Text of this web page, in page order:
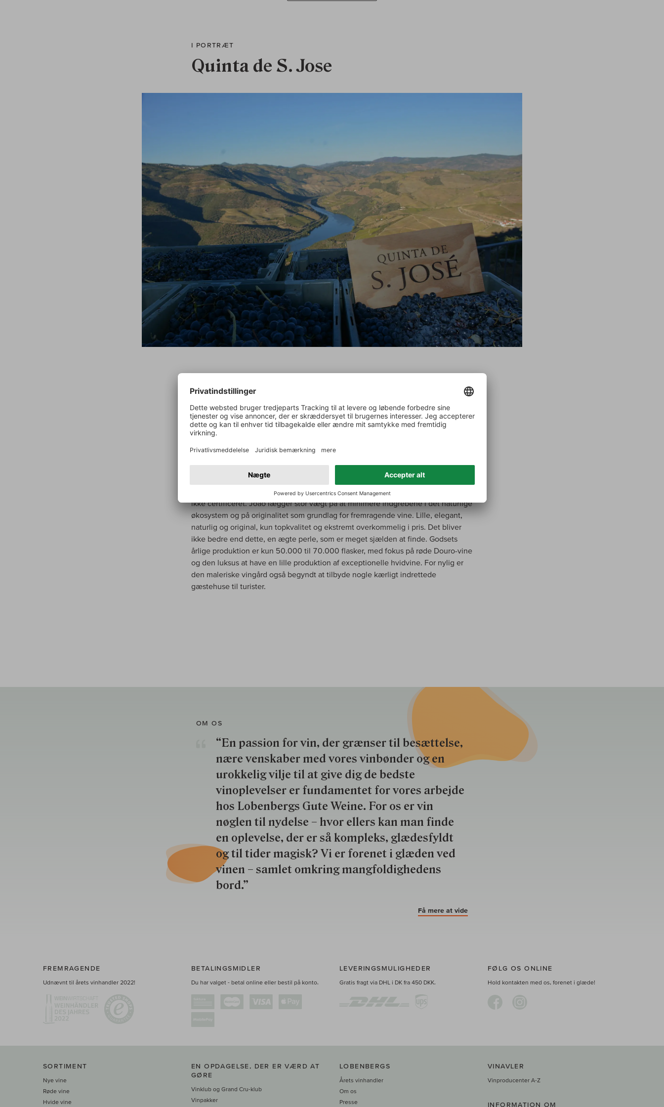
I PORTRÆT
Quinta de S. Jose
Ruy Brito e Cunha grundlagde dette familieprojekt i 1999 og startede oprindeligt
med blot nogle få hektar vinmarker. Siden hans søn João overtog ledelsen af
vingården i 2005, er der blevet investeret i de eksisterende parceller år efter år,
og der er blevet opkøbt nogle flere vinmarker af høj kvalitet i det direkte og
indirekte nabolag. Kun gamle vinstokke og det bedste terroir. Tilgangen til og
har været en maksime lige fra begyndelsen. Quintaen dyrker nu stadig små ti
hektar vinmarker, som består af i alt 22 forskellige parceller langs Douro. På den
golde og forrevne jordbund med terrasser, som for det meste består af skifer og
nogle granitterrasser, dyrkes vinstokkene i øjeblikket økologisk, men er endnu
ikke certificeret. João lægger stor vægt på at minimere indgrebene i det naturlige
økosystem og på originalitet som grundlag for fremragende vine. Lille, elegant,
naturlig og original, kun topkvalitet og ekstremt overkommelig i pris. Det bliver
ikke bedre end dette, en ægte perle, som er meget sjælden at finde. Godsets
årlige produktion er kun 50.000 til 70.000 flasker, med fokus på røde Douro-vine
og den luksus at have en lille produktion af exceptionelle hvidvine. For nylig er
den maleriske vingård også begyndt at tilbyde nogle kærligt indrettede
gæstehuse til turister.
OM OS
“En passion for vin, der grænser til besættelse,
nære venskaber med vores vinbønder og en
urokkelig vilje til at give dig de bedste
vinoplevelser er fundamentet for vores arbejde
hos Lobenbergs Gute Weine. For os er vin
nøglen til nydelse – hvor ellers kan man finde
en oplevelse, der er så kompleks, glædesfyldt
og til tider magisk? Vi er forenet i glæden ved
vinen – samlet omkring mangfoldighedens
bord.”
Få mere at vide
FREMRAGENDE
Udnævnt til årets vinhandler 2022!
BETALINGSMIDLER
Du har valget - betal online eller bestil på konto.
LEVERINGSMULIGHEDER
Gratis fragt via DHL i DK fra 450 DKK.
FØLG OS ONLINE
Hold kontakten med os, forenet i glæde!
SORTIMENT
Nye vine
Røde vine
Hvide vine
EN OPDAGELSE, DER ER VÆRD AT
GØRE
Vinklub og Grand Cru-klub
Vinpakker
LOBENBERGS
Årets vinhandler
Om os
Presse
VINAVLER
Vinproducenter A-Z
INFORMATION OM